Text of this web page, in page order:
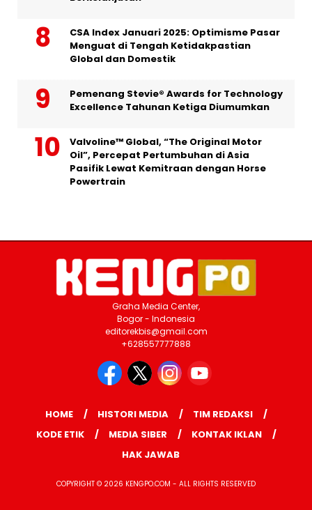
CSA Index Januari 2025: Optimisme Pasar
Menguat di Tengah Ketidakpastian
Global dan Domestik
Pemenang Stevie® Awards for Technology
Excellence Tahunan Ketiga Diumumkan
Valvoline™ Global, “The Original Motor
Oil”, Percepat Pertumbuhan di Asia
Pasifik Lewat Kemitraan dengan Horse
Powertrain
Graha Media Center,
Bogor - Indonesia
editorekbis@gmail.com
+628557777888
HOME HISTORI MEDIA
TIM REDAKSI
KODE ETIK
MEDIA SIBER
KONTAK IKLAN
HAK JAWAB
COPYRIGHT © 2026 KENGPO.COM - ALL RIGHTS RESERVED